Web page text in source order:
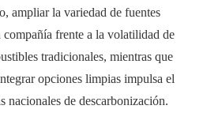
ampliar la variedad de fuentes
compañía frente a la volatilidad de
tradicionales, mientras que
opciones limpias impulsa el
nacionales de descarbonización.